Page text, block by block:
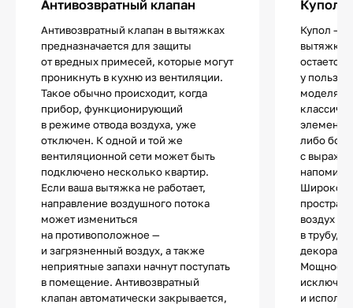
Антивозвратный клапан
Антивозвратный клапан в вытяжках
предназначается для защиты
от вредных примесей, которые могут
проникнуть в кухню из вентиляции.
Такое обычно происходит, когда
прибор, функционирующий
в режиме отвода воздуха, уже
отключен. К одной и той же
вентиляционной сети может быть
подключено несколько квартир.
Если ваша вытяжка не работает,
направление воздушного потока
может измениться
на противоположное —
и загрязненный воздух, а также
неприятные запахи начнут поступать
в помещение. Антивозвратный
клапан автоматически закрывается,
Купол —
вытяжки,
остается
у
моделях
либо
с
Широкое
воздух
в трубу,
Мощность
и